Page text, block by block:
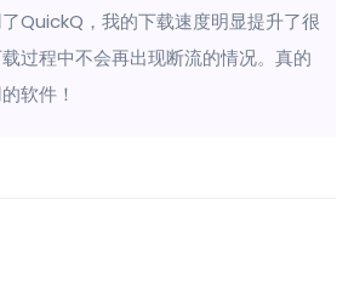
QuickQ，我的下载速度明显提升了很
过程中不会再出现断流的情况。真的
软件！